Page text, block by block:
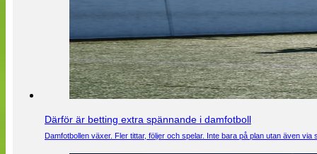
Därför är betting extra spännande i damfotboll
Damfotbollen växer. Fler tittar, följer och spelar. Inte bara på plan utan även